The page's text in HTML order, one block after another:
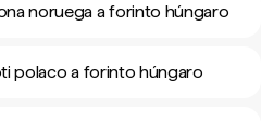
noruega a forinto húngaro
polaco a forinto húngaro